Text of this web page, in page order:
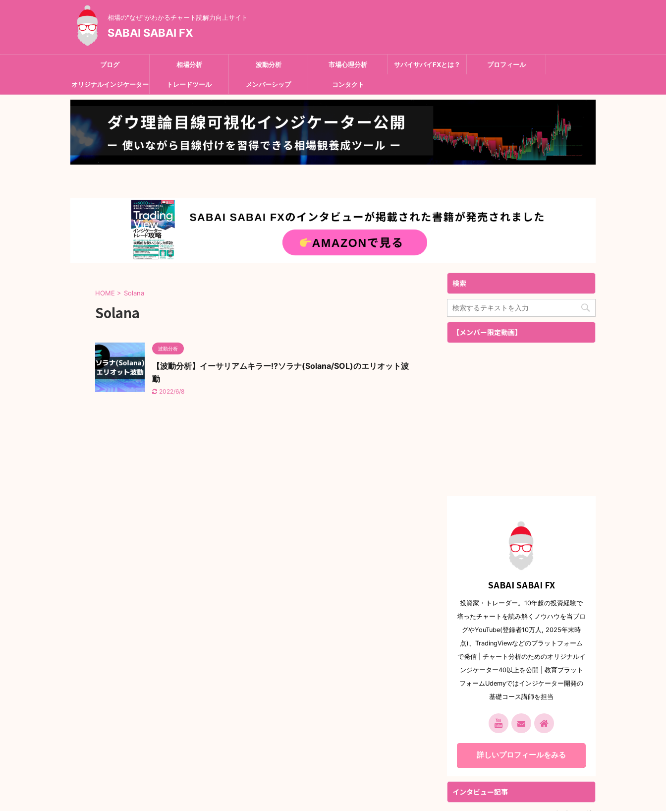
相場の"なぜ"がわかるチャート読解力向上サイト
SABAI SABAI FX
ブログ 相場分析 波動分析 市場心理分析 サバイサバイFXとは？ プロフィール
オリジナルインジケーター トレードツール メンバーシップ コンタクト
HOME > Solana
Solana
波動分析
【波動分析】イーサリアムキラー!?ソラナ(Solana/SOL)のエリオット波
動
2022/6/8
検索
【メンバー限定動画】
SABAI SABAI FX
投資家・トレーダー。10年超の投資経験で
培ったチャートを読み解くノウハウを当ブロ
グやYouTube(登録者10万人, 2025年末時
点)、TradingViewなどのプラットフォーム
で発信 | チャート分析のためのオリジナルイ
ンジケーター40以上を公開 | 教育プラット
フォームUdemyではインジケーター開発の
基礎コース講師を担当
詳しいプロフィールをみる
インタビュー記事